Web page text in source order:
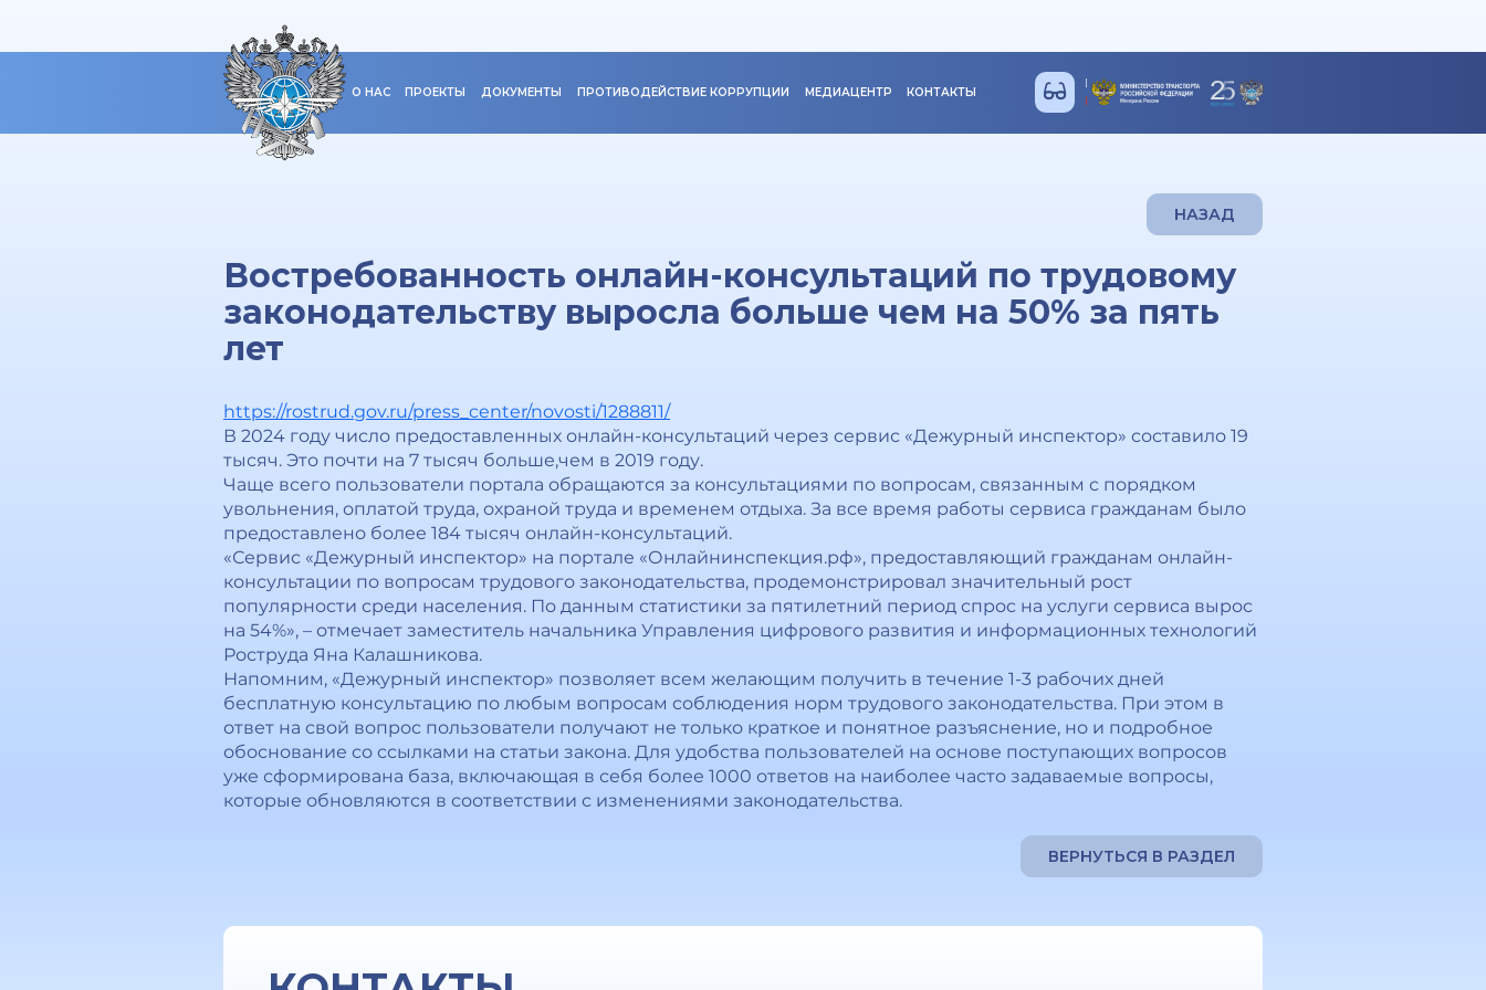
О НАС ПРОЕКТЫ ДОКУМЕНТЫ ПРОТИВОДЕЙСТВИЕ КОРРУПЦИИ МЕДИАЦЕНТР КОНТАКТЫ
НАЗАД
Востребованность онлайн-консультаций по трудовому
законодательству выросла больше чем на 50% за пять
лет
https://rostrud.gov.ru/press_center/novosti/1288811/
В 2024 году число предоставленных онлайн-консультаций через сервис «Дежурный инспектор» составило 19
тысяч. Это почти на 7 тысяч больше,чем в 2019 году.
Чаще всего пользователи портала обращаются за консультациями по вопросам, связанным с порядком
увольнения, оплатой труда, охраной труда и временем отдыха. За все время работы сервиса гражданам было
предоставлено более 184 тысяч онлайн-консультаций.
«Сервис «Дежурный инспектор» на портале «Онлайнинспекция.рф», предоставляющий гражданам онлайн-
консультации по вопросам трудового законодательства, продемонстрировал значительный рост
популярности среди населения. По данным статистики за пятилетний период спрос на услуги сервиса вырос
на 54%», – отмечает заместитель начальника Управления цифрового развития и информационных технологий
Роструда Яна Калашникова.
Напомним, «Дежурный инспектор» позволяет всем желающим получить в течение 1-3 рабочих дней
бесплатную консультацию по любым вопросам соблюдения норм трудового законодательства. При этом в
ответ на свой вопрос пользователи получают не только краткое и понятное разъяснение, но и подробное
обоснование со ссылками на статьи закона. Для удобства пользователей на основе поступающих вопросов
уже сформирована база, включающая в себя более 1000 ответов на наиболее часто задаваемые вопросы,
которые обновляются в соответствии с изменениями законодательства.
ВЕРНУТЬСЯ В РАЗДЕЛ